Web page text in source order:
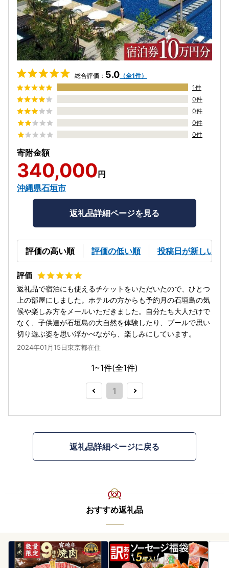
総合評価： 5.0 （全1件）
1件
0件
0件
0件
0件
寄附金額
340,000 円
沖縄県石垣市
返礼品詳細ページを見る
評価の高い順 評価の低い順 投稿日が新しい順
返礼品で宿泊にも使えるチケットをいただいたので、ひとつ
上の部屋にしました。ホテルの方からも予約月の石垣島の気
候や楽しみ方をメールいただきました。自分たち大人だけで
なく、子供達が石垣島の大自然を体験したり、プールで思い
切り遊ぶ姿を思い浮かべながら、楽しみにしています。
2024年01月15日東京都在住
1~1件(全1件)
1
返礼品詳細ページに戻る
おすすめ返礼品